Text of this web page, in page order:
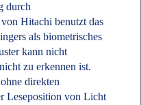
durch
Hitachi benutzt das
als biometrisches
kann nicht
zu erkennen ist.
direkten
Leseposition von Licht